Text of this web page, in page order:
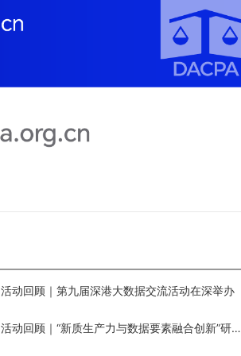
活动回顾｜第九届深港大数据交流活动在深举办
活动回顾｜“新质生产力与数据要素融合创新”研讨会在北京市门头沟区召开